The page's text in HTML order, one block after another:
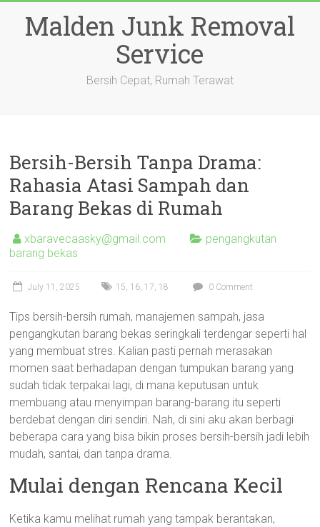
contentMalden Junk Removal
Service
Bersih Cepat, Rumah Terawat
Bersih-Bersih Tanpa Drama:
Rahasia Atasi Sampah dan
Barang Bekas di Rumah
xbaravecaasky@gmail.com
pengangkutan
barang bekas
July 11, 2025 15, 16, 17, 18 0 Comment
Tips bersih-bersih rumah, manajemen sampah, jasa
pengangkutan barang bekas seringkali terdengar seperti hal
yang membuat stres. Kalian pasti pernah merasakan
momen saat berhadapan dengan tumpukan barang yang
sudah tidak terpakai lagi, di mana keputusan untuk
membuang atau menyimpan barang-barang itu seperti
berdebat dengan diri sendiri. Nah, di sini aku akan berbagi
beberapa cara yang bisa bikin proses bersih-bersih jadi lebih
mudah, santai, dan tanpa drama.
Mulai dengan Rencana Kecil
Ketika kamu melihat rumah yang tampak berantakan,